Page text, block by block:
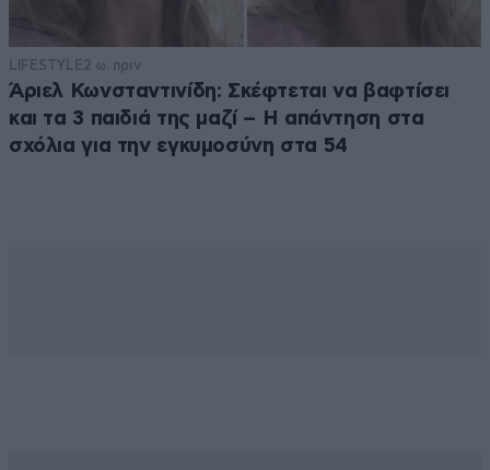
LIFESTYLE2 ω. πριν
Άριελ Κωνσταντινίδη: Σκέφτεται να βαφτίσει
και τα 3 παιδιά της μαζί – Η απάντηση στα
σχόλια για την εγκυμοσύνη στα 54